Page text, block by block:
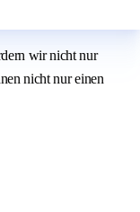
wir nicht nur
nicht nur einen